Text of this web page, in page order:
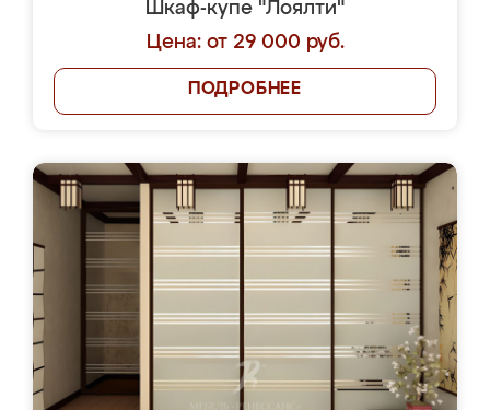
Шкаф-купе "Лоялти"
Цена: от 29 000 руб.
ПОДРОБНЕЕ